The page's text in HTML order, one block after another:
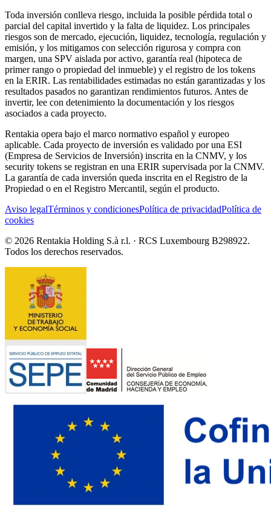
Toda inversión conlleva riesgo, incluida la posible pérdida total o
parcial del capital invertido y la falta de liquidez. Los principales
riesgos son de mercado, ejecución, liquidez, tecnología, regulación y
emisión, y los mitigamos con selección rigurosa y compra con
margen, una SPV aislada por activo, garantía real (hipoteca de
primer rango o propiedad del inmueble) y el registro de los tokens
en la ERIR. Las rentabilidades estimadas no están garantizadas y los
resultados pasados no garantizan rendimientos futuros. Antes de
invertir, lee con detenimiento la documentación y los riesgos
asociados a cada proyecto.
Rentakia opera bajo el marco normativo español y europeo
aplicable. Cada proyecto de inversión es validado por una ESI
(Empresa de Servicios de Inversión) inscrita en la CNMV, y los
security tokens se registran en una ERIR supervisada por la CNMV.
La garantía de cada inversión queda inscrita en el Registro de la
Propiedad o en el Registro Mercantil, según el producto.
Aviso legalTérminos y condicionesPolítica de privacidadPolítica de
cookies
© 2026 Rentakia Holding S.à r.l. · RCS Luxembourg B298922.
Todos los derechos reservados.